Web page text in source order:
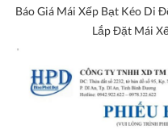
Báo Giá Mái Xếp Bạt Kéo Di
Lắp Đặt Mái